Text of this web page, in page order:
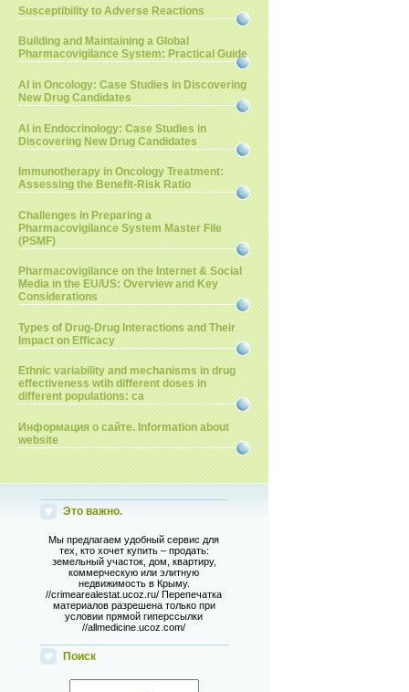
Susceptibility to Adverse Reactions
Building and Maintaining a Global
Pharmacovigilance System: Practical Guide
AI in Oncology: Case Studies in Discovering
New Drug Candidates
AI in Endocrinology: Case Studies in
Discovering New Drug Candidates
Immunotherapy in Oncology Treatment:
Assessing the Benefit-Risk Ratio
Challenges in Preparing a
Pharmacovigilance System Master File
(PSMF)
Pharmacovigilance on the Internet & Social
Media in the EU/US: Overview and Key
Considerations
Types of Drug-Drug Interactions and Their
Impact on Efficacy
Ethnic variability and mechanisms in drug
effectiveness wtih different doses in
different populations: ca
Информация о сайте. Information about
website
Это важно.
Мы предлагаем удобный сервис для
тех, кто хочет купить – продать:
земельный участок, дом, квартиру,
коммерческую или элитную
недвижимость в Крыму.
//crimearealestat.ucoz.ru/ Перепечатка
материалов разрешена только при
условии прямой гиперссылки
//allmedicine.ucoz.com/
Поиск